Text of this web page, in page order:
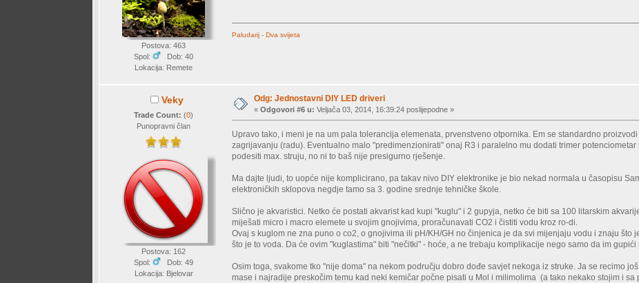
Postova: 463
Spol:
Dob: 40
Lokacija: Remete
Paludarij - Dva svijeta
Veky
Trade Count:(0)
Punopravni član
Postova: 162
Spol:
Dob: 49
Lokacija: Bjelovar
Odg: Jednostavni DIY LED driveri
«Odgovori #6 u: Veljača 03, 2014, 16:39:24 poslijepodne »
Upravo tako, i meni je na um pala tolerancija elemenata, prvenstveno otpornika. Em se standardno
zagrijavanju (radu). Eventualno malo "predimenzionirati" onaj R3 i paralelno mu dodati trimer
podesiti max. struju, no ni to baš nije presigurno rješenje.
Ma dajte ljudi, to uopće nije komplicirano, pa takav nivo DIY elektronike je bio nekad normala u časopisu
elektroničkih sklopova negdje tamo sa 3. godine srednje tehničke škole.
Slično je akvaristici. Netko će postati akvarist kad kupi "kuglu" i 2 gupyja, netko će biti sa 100 litarskim
miješati micro i macro elemete u svojim gnojivima, proračunavati CO2 i čistiti vodu kroz ro-di.
Ovaj s kuglom ne zna puno o co2, o gnojivima ili pH/KH/GH no činjenica je da svi mijenjaju vodu i znaju što
što je to voda. Da će ovim "kuglastima" biti "nečitki" - hoće, a ne trebaju komplikacije nego samo da im gupići
Osim toga, svakome tko "nije doma" na nekom području dobro dođe savjet nekoga iz struke. Ja se recimo
mase i najradije preskočim temu kad neki kemičar počne pisati u Mol i milimolima (a tako nekako stojim i sa